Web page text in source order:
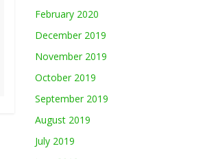
February 2020
December 2019
November 2019
October 2019
September 2019
August 2019
July 2019